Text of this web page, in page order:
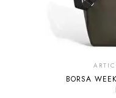
BORSA